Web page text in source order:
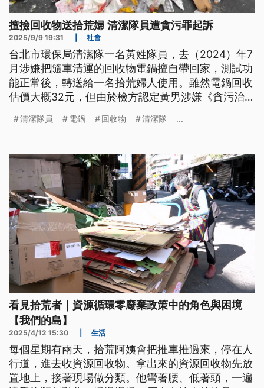
擅撿回收物送拾荒婦 清潔隊員遭貪污罪起訴
2025/9/9 19:31 社會
台北市環保局清潔隊一名黃姓隊員，去（2024）年7
月涉嫌把隨車清運的回收物電鍋擅自帶回家，測試功
能正常後，轉送給一名拾荒婦人使用。雖然電鍋回收
估價大概32元，但由於檢方認定黃男涉嫌《貪污治罪
（9）日出庭坦承犯行。清潔隊表示，黃男違反職工
清潔隊員 電鍋 回收物 清潔隊 ...
看見拾荒者｜資源循環零廢棄政策中的角色與困境
【我們的島】
2025/4/12 15:30 生活
每個星期有兩天，拾荒阿姨會把推車推過來，停在人
行道，進去收資源回收物。拿出來的資源回收物先放
置地上，接著現場做分類。他彎著腰、低著頭，一遍